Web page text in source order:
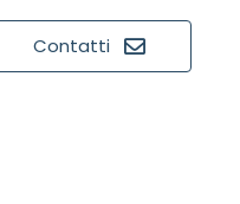
Contatti